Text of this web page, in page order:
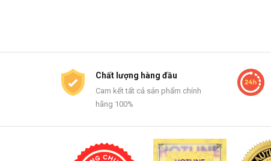
Chất lượng hàng đầu
Cam kết tất cả sản phẩm chính
hãng 100%